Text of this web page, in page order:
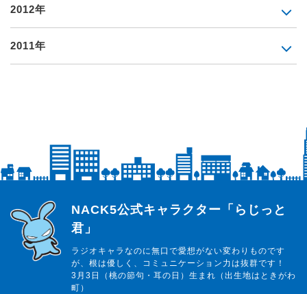
2012年
2011年
らじっと君
NACK5公式キャラクター「らじっと
君」
ラジオキャラなのに無口で愛想がない変わりものです
が、根は優しく、コミュニケーション力は抜群です！
3月3日（桃の節句・耳の日）生まれ（出生地はときがわ
町）